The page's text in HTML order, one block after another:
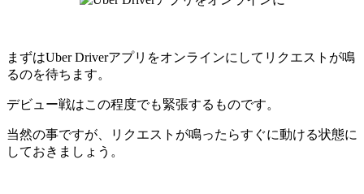
まずはUber Driverアプリをオンラインにしてリクエストが鳴
るのを待ちます。
デビュー戦はこの程度でも緊張するものです。
当然の事ですが、リクエストが鳴ったらすぐに動ける状態に
しておきましょう。